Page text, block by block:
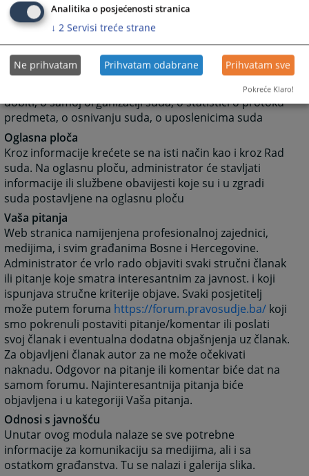
Rad suda
Klikom na Rad suda otvoriti će vam se web stranicama
sa svim novostima (arhivom) koje su vezane za rad
suda.
Klikom na neku od kategorija možete dobiti
informacije: o dokumentima koje na sudu možete
dobiti, o samoj organizaciji suda, o statistici o protoku
predmeta, o osnivanju suda, o uposlenicima suda
Oglasna ploča
Kroz informacije krećete se na isti način kao i kroz Rad
suda. Na oglasnu ploču, administrator će stavljati
informacije ili službene obavijesti koje su i u zgradi
suda postavljene na oglasnu ploču
Vaša pitanja
Web stranica namijenjena profesionalnoj zajednici,
medijima, i svim građanima Bosne i Hercegovine.
Administrator će vrlo rado objaviti svaki stručni članak
ili pitanje koje smatra interesantnim za javnost. i koji
ispunjava stručne kriterije objave. Svaki posjetitelj
može putem foruma https://forum.pravosudje.ba/ koji
smo pokrenuli postaviti pitanje/komentar ili poslati
svoj članak i eventualna dodatna objašnjenja uz članak.
Za objavljeni članak autor za ne može očekivati
naknadu. Odgovor na pitanje ili komentar biće dat na
samom forumu. Najinteresantnija pitanja biće
objavljena i u kategoriji Vaša pitanja.
Odnosi s javnošću
Unutar ovog modula nalaze se sve potrebne
informacije za komunikaciju sa medijima, ali i sa
ostatkom građanstva. Tu se nalazi i galerija slika.
Analitika o posjećenosti stranica
↓ 2 Servisi treće strane
Ne prihvatam Prihvatam odabrane Prihvatam sve
Pokreće Klaro!